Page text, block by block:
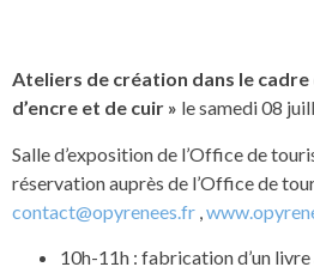
Ateliers de création dans le cadre
d’encre et de cuir » le samedi 08
Salle d’exposition de l’Office de
réservation auprès de l’Office de
contact@opyrenees.fr ,
10h-11h : fabrication d’un